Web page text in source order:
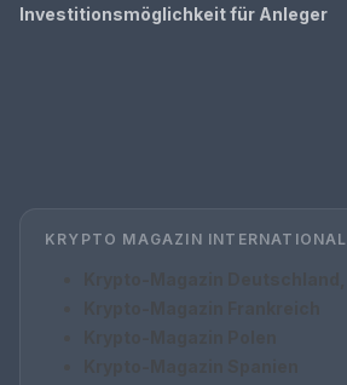
Investitionsmöglichkeit für Anleger
KRYPTO MAGAZIN INTERNATIONAL